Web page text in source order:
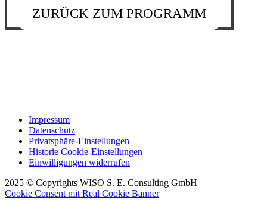
ZURÜCK ZUM PROGRAMM
Impressum
Datenschutz
Privatsphäre-Einstellungen
Historie Cookie-Einstellungen
Einwilligungen widerrufen
2025 © Copyrights WISO S. E. Consulting GmbH
Cookie Consent mit Real Cookie Banner